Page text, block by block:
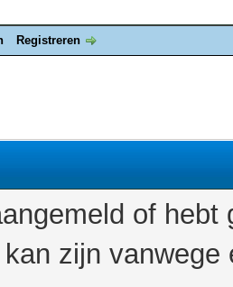
Registreren
of
zijn